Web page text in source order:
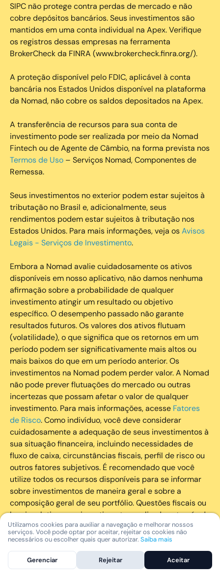
SIPC não protege contra perdas de mercado e não
cobre depósitos bancários. Seus investimentos são
mantidos em uma conta individual na Apex. Verifique
os registros dessas empresas na ferramenta
BrokerCheck da FINRA (www.brokercheck.finra.org/).
A proteção disponível pelo FDIC, aplicável à conta
bancária nos Estados Unidos disponível na plataforma
da Nomad, não cobre os saldos depositados na Apex.
A transferência de recursos para sua conta de
investimento pode ser realizada por meio da Nomad
Fintech ou de Agente de Câmbio, na forma prevista nos
Termos de Uso – Serviços Nomad, Componentes de
Remessa.
Seus investimentos no exterior podem estar sujeitos à
tributação no Brasil e, adicionalmente, seus
rendimentos podem estar sujeitos à tributação nos
Estados Unidos. Para mais informações, veja osAvisos
Legais - Serviços de Investimento.
Embora a Nomad avalie cuidadosamente os ativos
disponíveis em nosso aplicativo, não damos nenhuma
afirmação sobre a probabilidade de qualquer
investimento atingir um resultado ou objetivo
específico. O desempenho passado não garante
resultados futuros. Os valores dos ativos flutuam
(volatilidade), o que significa que os retornos em um
período podem ser significativamente mais altos ou
mais baixos do que em um período anterior. Os
investimentos na Nomad podem perder valor. A Nomad
não pode prever flutuações do mercado ou outras
incertezas que possam afetar o valor de qualquer
investimento. Para mais informações, acesse Fatores
de Risco. Como indivíduo, você deve considerar
cuidadosamente a adequação de seus investimentos à
sua situação financeira, incluindo necessidades de
fluxo de caixa, circunstâncias fiscais, perfil de risco ou
outros fatores subjetivos. É recomendado que você
utilize todos os recursos disponíveis para se informar
sobre investimentos de maneira geral e sobre a
composição geral de seu portfólio. Questões fiscais ou
legais relativas aos investimentos realizados através da
Nomad devem ser obtidas pelos próprios clientes. A
Nomad e suas afiliadas não fornecem nenhum tipo de
aconselhamento legal ou fiscal.
Utilizamos cookies para auxiliar a navegação e melhorar nossos
serviços. Você pode optar por aceitar, rejeitar os cookies não
necessários ou escolher quais quer autorizar. Saiba mais
Gerenciar Rejeitar Aceitar